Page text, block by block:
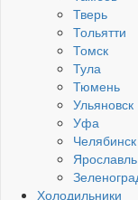
Тверь
Тольятти
Томск
Тула
Тюмень
Ульяновск
Уфа
Челябинск
Ярославль
Холодильники